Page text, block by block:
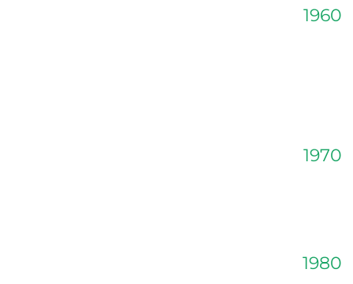
1960
1970
1980